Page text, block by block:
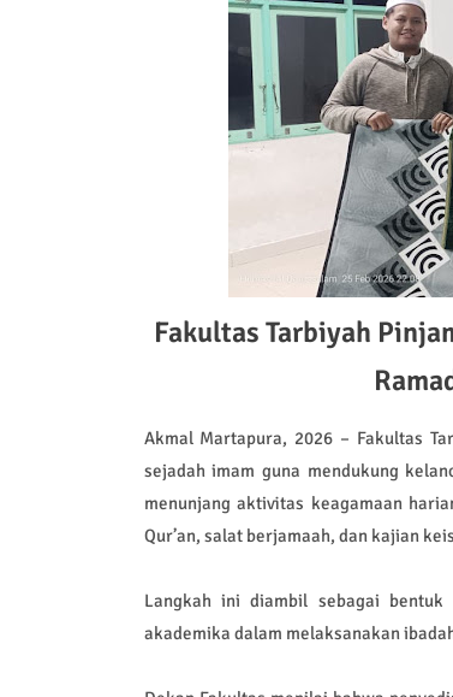
Fakultas Tarbiyah
Akmal Martapura, 2026 – Fakultas
sejadah imam guna mendukung
menunjang aktivitas keagamaan
Qur’an, salat berjamaah, dan kajian
Langkah ini diambil sebagai bentuk
akademika dalam melaksanakan